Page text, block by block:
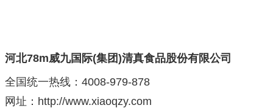
河北78m威九国际(集团)清真食品股份有限公司
全国统一热线：4008-979-878
网址：http://www.xiaoqzy.com